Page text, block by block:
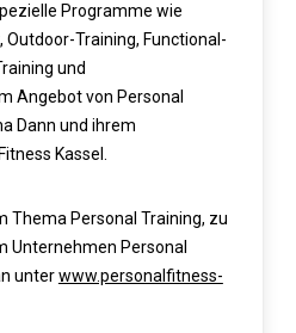
Programme wie
Outdoor-Training, Functional-
und
Angebot von Personal
Dann und ihrem
Kassel.
Thema Personal Training, zu
Unternehmen Personal
unterwww.personalfitness-